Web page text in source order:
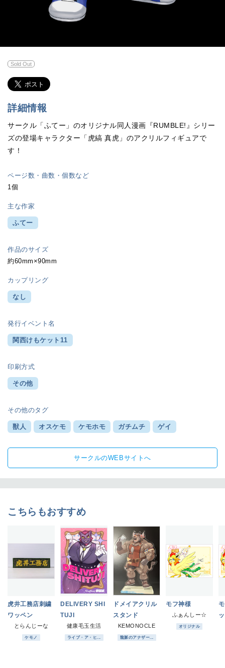
Sold Out
詳細情報
サークル「ふてー」のオリジナル同人漫画『RUMBLE!』シリー
ズの登場キャラクター「虎縞 真虎」のアクリルフィギュアで
す！
ページ数・曲数・個数など
1個
主な作家
ふてー
作品のサイズ
約60mm×90mm
カップリング
なし
発行イベント名
関西けもケット11
印刷方式
その他
その他のタグ
獣人 オスケモ ケモホモ ガチムチ ゲイ
サークルのWEBサイトへ
こちらもおすすめ
虎井工務店刺繍
ワッペン
とらんじーな
ケモノ
DELIVERY SHI
TUJI
健康毛玉生活
ライブ・ア・ヒ...
ドメイアクリル
スタンド
KEMONOCLE
龍脈のアナザー...
モフ神様
ふぁんしー☆
オリジナル